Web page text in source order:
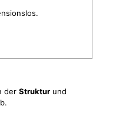
der Struktur und